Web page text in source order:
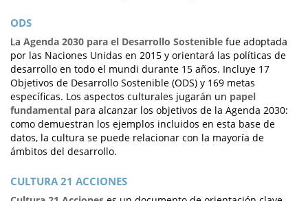
ODS
La Agenda 2030 para el Desarrollo Sostenible fue adoptada
por las Naciones Unidas en 2015 y orientará las políticas de
desarrollo en todo el mundi durante 15 años. Incluye 17
Objetivos de Desarrollo Sostenible (ODS) y 169 metas
específicas. Los aspectos culturales jugarán un papel
fundamental para alcanzar los objetivos de la Agenda 2030:
como demuestran los ejemplos incluidos en esta base de
datos, la cultura se puede relacionar con la mayoría de
ámbitos del desarrollo.
CULTURA 21 ACCIONES